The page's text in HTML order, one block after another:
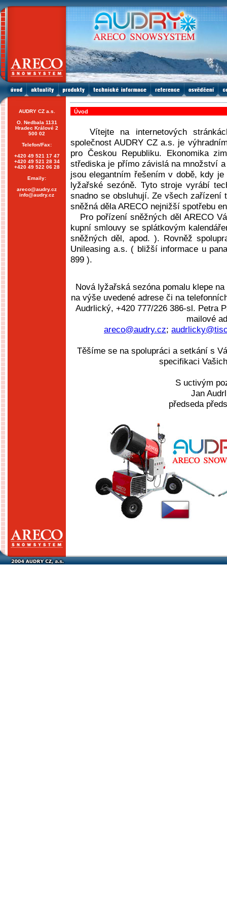
AUDRY CZ a.s.
O. Nedbala 1131
Hradec Králové 2
500 02
Telefon/Fax:
+420 49 521 17 47
+420 49 521 28 34
+420 49 522 06 28
Emaily:
areco@audry.cz
info@audry.cz
Úvod
Vítejte na internetových
společnost AUDRY CZ a.s. je
pro Českou Republiku. Ekonomika
střediska je přímo závislá na množství
jsou elegantním řešením v době, kdy
lyžařské sezóně. Tyto stroje vyrábí
snadno se obsluhují. Ze všech zařízení
sněžná děla ARECO nejnižší spotřebu
Pro pořízení sněžných děl ARECO
kupní smlouvy se splátkovým
sněžných děl, apod. ). Rovněž
Unileasing a.s. ( bližší informace u
899 ).
Nová lyžařská sezóna pomalu klepe
na výše uvedené adrese či na
Audrlický, +420 777/226 386-sl. Petra
mailové
areco@audry.cz;
Těšíme se na spolupráci a setkání s
specifikaci
S uctivým
Jan
předseda